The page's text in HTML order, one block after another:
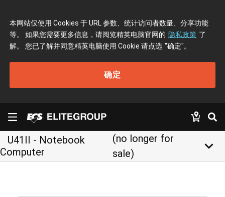
本网站仅使用 Cookies 于 URL 参数、统计访问者数量、分享功能
等。 如果您需要更多信息，请阅览精英电脑官网的 隐私政策 了
解。 您已了解并同意精英电脑使用 Cookie 请点选 "确定"。
确定
U41II - Notebook
Computer
(no longer for
sale)
keyboard_arrow_down